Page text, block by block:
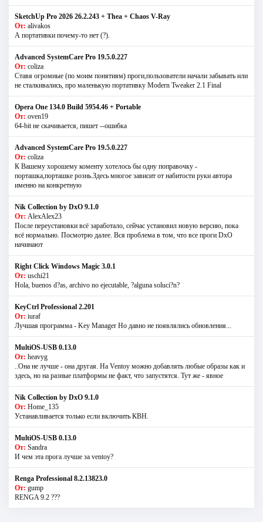
SketchUp Pro 2026 26.2.243 + Thea + Chaos V-Ray
От: alivakos
А портативки почему-то нет (?).
Advanced SystemCare Pro 19.5.0.227
От: coliza
Ставя огромные (по моим понятиям) проги,пользователи начали забывать или
не сталкивались, про маленькую портативку Modern Tweaker 2.1 Final
Opera One 134.0 Build 5954.46 + Portable
От: oven19
64-bit не скачивается, пишет --ошибка
Advanced SystemCare Pro 19.5.0.227
От: coliza
К Вашему хорошему коменту хотелось бы одну поправочку -
порташка,порташке рознь.Здесь многое зависит от набитости руки автора
именно на конкретную
Nik Collection by DxO 9.1.0
От: AlexAlex23
После переустановки всё заработало, сейчас установил новую версию, пока
всё нормально. Посмотрю далее. Вся проблема в том, что все проги DxO
начинают
Right Click Windows Magic 3.0.1
От: uschi21
Hola, buenos d?as, archivo no ejecutable, ?alguna soluci?n?
KeyCtrl Professional 2.201
От: iuraf
Лучшая программа - Key Manager Но давно не появлялись обновления...
MultiOS-USB 0.13.0
От: heavyg
..Она не лучше - она другая. На Ventoy можно добавлять любые образы как и
здесь, но на разные платформы не факт, что запустятся. Тут же - явное
Nik Collection by DxO 9.1.0
От: Home_135
Устанавливается только если включить КВН.
MultiOS-USB 0.13.0
От: Sandra
И чем эта прога лучше за ventoy?
Renga Professional 8.2.13823.0
От: gump
RENGA 9.2 ???